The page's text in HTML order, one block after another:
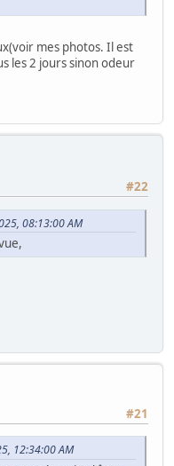
mes photos. Il est
les 2 jours sinon odeur
#22
08:13:00 AM
#21
12:34:00 AM